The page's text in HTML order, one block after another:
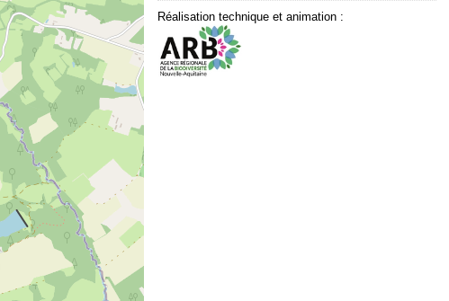
Réalisation technique et animation :